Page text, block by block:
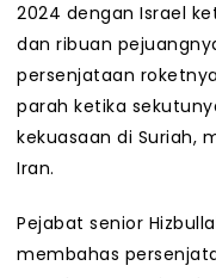
2024 dengan Israel
dan ribuan
persenjataan
parah ketika
kekuasaan di Suriah,
Iran.
Pejabat senior
membahas